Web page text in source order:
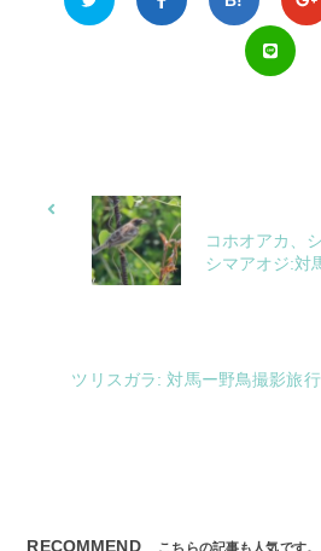
コホオアカ、
シマアオジ:対
ツリスガラ: 対馬ー野鳥撮影旅行
RECOMMEND こちらの記事も人気です。